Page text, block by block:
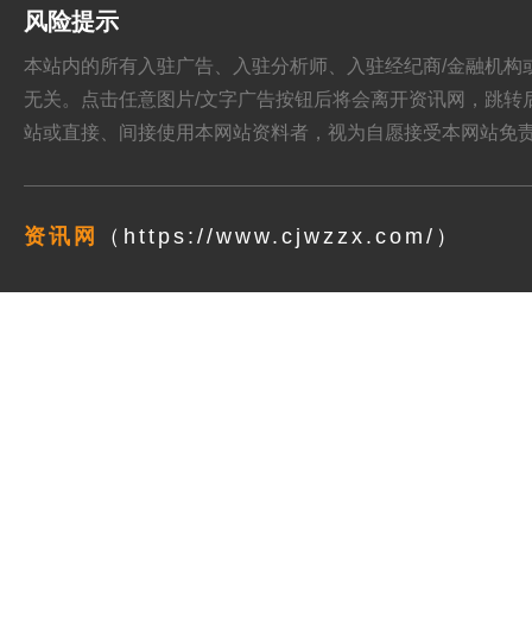
风险提示
本站内的所有入驻广告、入驻分析师、入驻经纪商/金融机
无关。点击任意图片/文字广告按钮后将会离开资讯网，跳
站或直接、间接使用本网站资料者，视为自愿接受本网站免
资讯网 （https://www.cjwzzx.com/）